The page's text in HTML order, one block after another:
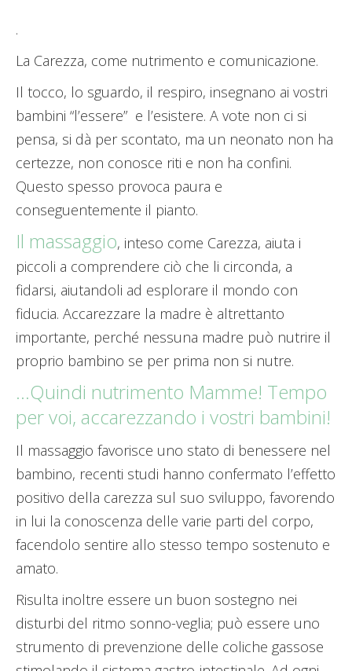
.
La Carezza, come nutrimento e comunicazione.
Il tocco, lo sguardo, il respiro, insegnano ai vostri
bambini “l’essere” e l’esistere. A vote non ci si
pensa, si dà per scontato, ma un neonato non ha
certezze, non conosce riti e non ha confini.
Questo spesso provoca paura e
conseguentemente il pianto.
Il massaggio, inteso come Carezza, aiuta i
piccoli a comprendere ciò che li circonda, a
fidarsi, aiutandoli ad esplorare il mondo con
fiducia. Accarezzare la madre è altrettanto
importante, perché nessuna madre può nutrire il
proprio bambino se per prima non si nutre.
…Quindi nutrimento Mamme! Tempo
per voi, accarezzando i vostri bambini!
Il massaggio favorisce uno stato di benessere nel
bambino, recenti studi hanno confermato l’effetto
positivo della carezza sul suo sviluppo, favorendo
in lui la conoscenza delle varie parti del corpo,
facendolo sentire allo stesso tempo sostenuto e
amato.
Risulta inoltre essere un buon sostegno nei
disturbi del ritmo sonno-veglia; può essere uno
strumento di prevenzione delle coliche gassose